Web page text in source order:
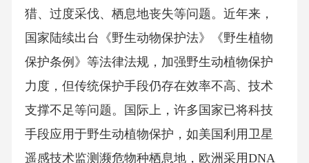
猎、过度采伐、栖息地丧失等问题。近年来，
国家陆续出台《野生动物保护法》《野生植物
保护条例》等法律法规，加强野生动植物保护
力度，但传统保护手段仍存在效率不高、技术
支撑不足等问题。国际上，许多国家已将科技
手段应用于野生动植物保护，如美国利用卫星
遥感技术监测濒危物种栖息地，欧洲采用DNA